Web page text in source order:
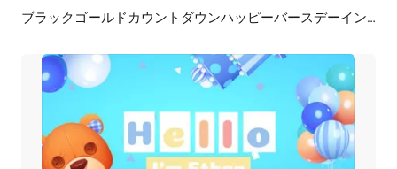
プレビュー AI再生成 ブラックゴールドカウントダウンハッピーバースデーイントロ